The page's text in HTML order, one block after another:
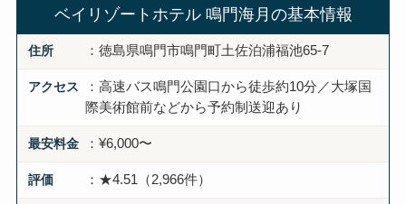
ベイリゾートホテル 鳴門海月の基本情報
住所 ：徳島県鳴門市鳴門町土佐泊浦福池65-7
アクセス
：高速バス鳴門公園口から徒歩約10分／大塚国
際美術館前などから予約制送迎あり
最安料金 ：¥6,000〜
評価 ：★4.51（2,966件）